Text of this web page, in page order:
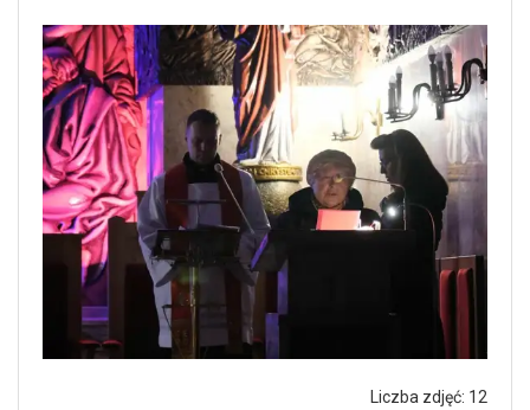
Liczba zdjęć: 12